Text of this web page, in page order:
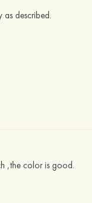
as described.
,the color is good.